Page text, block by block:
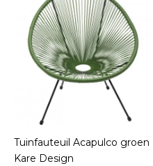
Tuinfauteuil Acapulco groen
Kare Design